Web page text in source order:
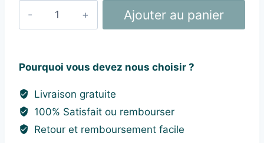
Noire
et
Blanche
Carré
Ajouter au panier
Pourquoi vous devez nous choisir ?
Livraison gratuite
100% Satisfait ou rembourser
Retour et remboursement facile